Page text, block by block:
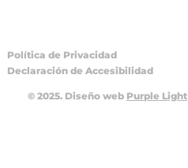
Política de Privacidad
Declaración de Accesibilidad
© 2025. Diseño web Purple Light